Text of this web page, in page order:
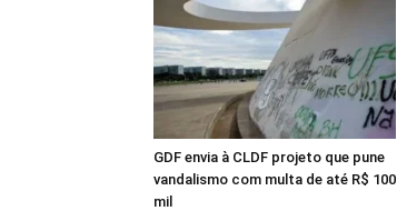
GDF envia à CLDF projeto que pune
vandalismo com multa de até R$ 100
mil